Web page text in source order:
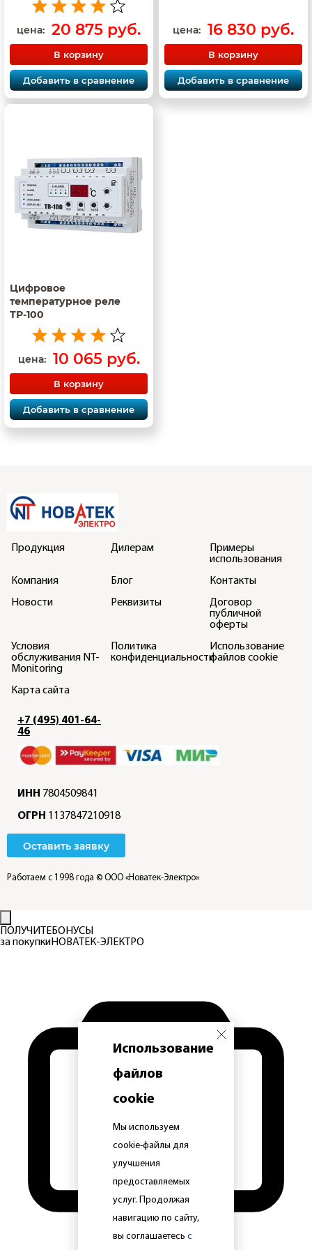
заданное пользователем.
цена: 20 875 руб.
В корзину
Добавить в сравнение
цена: 16 830 руб.
В корзину
Добавить в сравнение
Цифровое
температурное реле
ТР-100
цена: 10 065 руб.
В корзину
Добавить в сравнение
Продукция Дилерам
Примеры
использования
Компания
Блог
Контакты
Новости
Реквизиты
Договор
публичной
оферты
Условия
обслуживания NT-
Monitoring
Политика
конфиденциальности
Использование
файлов cookie
Карта сайта
+7 (495) 401-64-
46
ИНН 7804509841
ОГРН 1137847210918
Оставить заявку
Работаем с 1998 года © ООО «Новатек-Электро»
Использование
файлов
cookie
Мы используем
cookie-файлы для
улучшения
предоставляемых
услуг. Продолжая
навигацию по сайту,
вы соглашаетесь с
ПОЛУЧИТЕБОНУСЫ
за покупкиНОВАТЕК-ЭЛЕКТРО